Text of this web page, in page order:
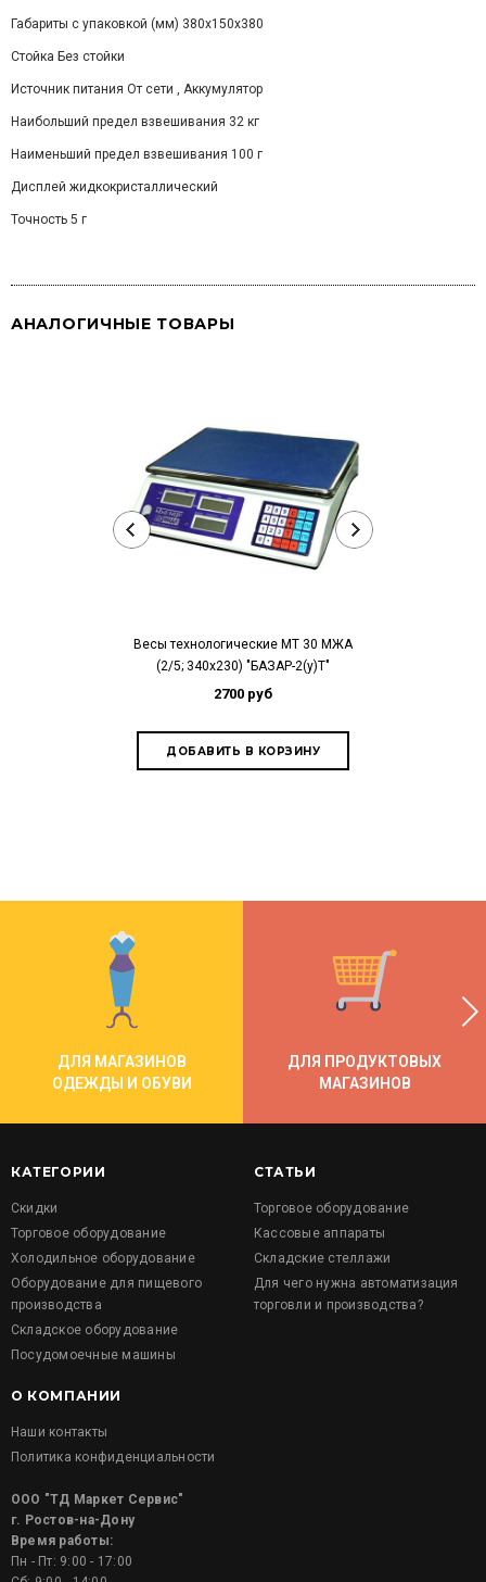
Габариты с упаковкой (мм) 380x150x380
Стойка Без стойки
Источник питания От сети , Аккумулятор
Наибольший предел взвешивания 32 кг
Наименьший предел взвешивания 100 г
Дисплей жидкокристаллический
Точность 5 г
АНАЛОГИЧНЫЕ ТОВАРЫ
Весы технологические МТ 30 МЖА
(2/5; 340х230) "БАЗАР-2(у)Т"
2700 руб
ДЛЯ МАГАЗИНОВ
ОДЕЖДЫ И ОБУВИ
ДЛЯ ПРОДУКТОВЫХ
МАГАЗИНОВ
КАТЕГОРИИ
Скидки
Торговое оборудование
Холодильное оборудование
Оборудование для пищевого
производства
Складское оборудование
Посудомоечные машины
СТАТЬИ
Торговое оборудование
Кассовые аппараты
Складские стеллажи
Для чего нужна автоматизация
торговли и производства?
О КОМПАНИИ
Наши контакты
Политика конфиденциальности
ООО "ТД Маркет Сервис"
г. Ростов-на-Дону
Время работы:
Пн - Пт: 9:00 - 17:00